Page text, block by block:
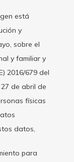
está
y
sobre el
y familiar y
2016/679 del
de abril de
físicas
datos,
para